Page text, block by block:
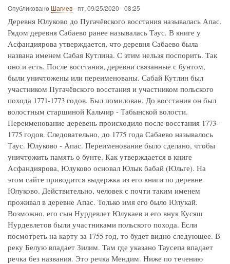
Опубликовано Шагиев-пт, 09/25/2020 - 08:25
Деревня Юлуково до Пугачёвского восстания называлась Апас.
Рядом деревня Сабаево ранее называлась Таус. В книге у
Асфандиярова утверждается, что деревня Сабаево была
названа именем Сабая Кутлина. С этим нельзя поспорить. Так
оно и есть. После восстания, деревни связанные с бунтом,
были уничтожены или переименованы. Сабай Кутлин был
участником Пугачёвского восстания и участником польского
похода 1771-1773 годов. Был помилован. До восстания он был
волостным старшиной Кальчир - Табынской волости.
Переименование деревень происходило после восстания 1773-
1775 годов. Следовательно, до 1775 года Сабаево называлось
Таус. Юлуково - Апас. Переименование было сделано, чтобы
уничтожить память о бунте. Как утверждается в книге
Асфандиярова, Юлуково основал Юлык бабай (Юльге). На
этом сайте приводится выдержка из его книги по деревне
Юлуково. Действительно, человек с почти таким именем
проживал в деревне Апас. Только имя его было Юлукай.
Возможно, его сын Нурдевлет Юлукаев и его внук Кусяш
Нурдевлетов были участниками польского похода. Если
посмотреть на карту за 1755 год, то будет видно следующее. В
реку Белую впадает Зилим. Там где указано Таусепа впадает
речка без названия. Это речка Мендим. Ниже по течению